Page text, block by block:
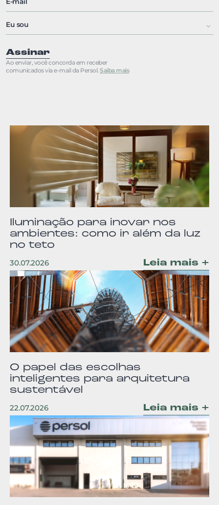
Assinar
Ao enviar, você concorda em receber
comunicados via e-mail da Persol. Saiba mais
Iluminação para inovar nos
ambientes: como ir além da luz
no teto
30.07.2026 Leia mais +
O papel das escolhas
inteligentes para arquitetura
sustentável
22.07.2026 Leia mais +